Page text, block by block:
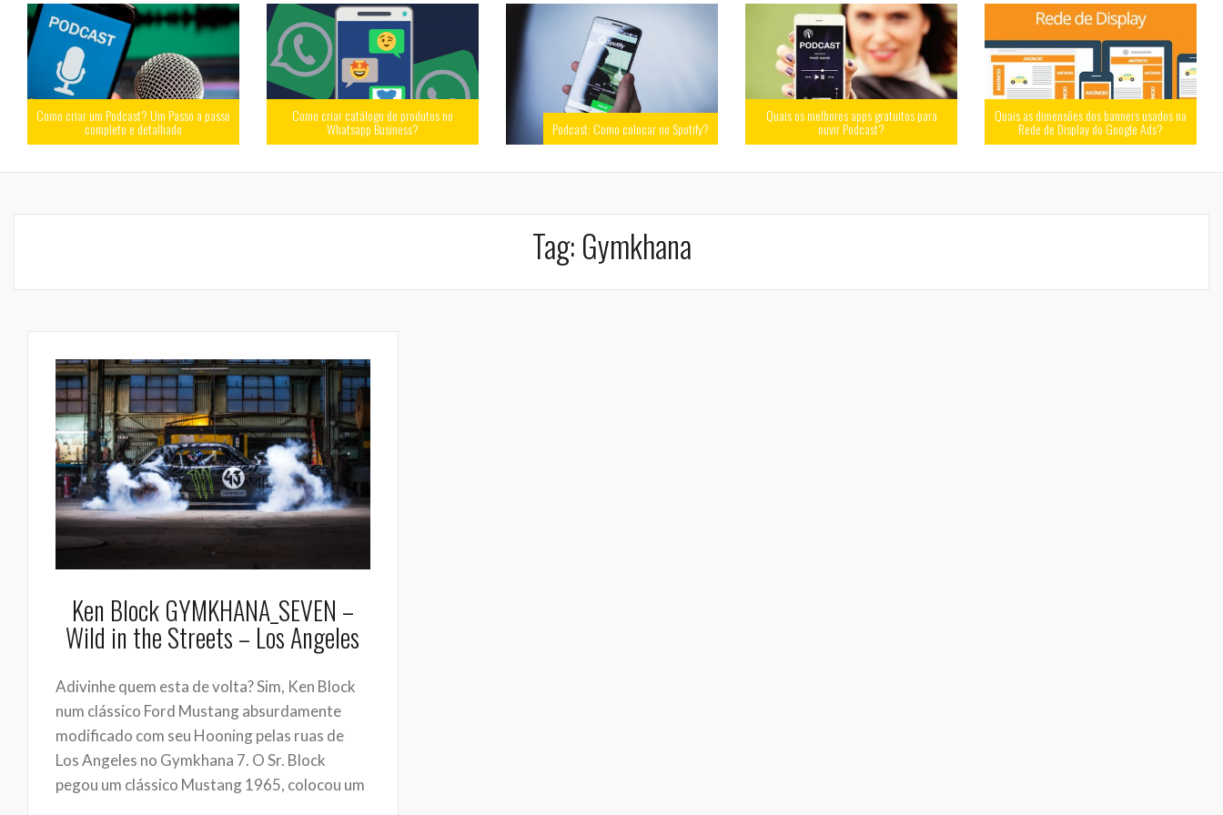
Como criar um Podcast? Um Passo a passo
completo e detalhado
Como criar catálogo de produtos no
Whatsapp Business? Podcast: Como colocar no Spotify?
Quais os melhores apps gratuitos para
ouvir Podcast?
Quais as dimensões dos banners usados na
Rede de Display do Google Ads?
Tag:Gymkhana
Ken Block GYMKHANA_SEVEN –
Wild in the Streets – Los Angeles
Adivinhe quem esta de volta? Sim, Ken Block
num clássico Ford Mustang absurdamente
modificado com seu Hooning pelas ruas de
Los Angeles no Gymkhana 7. O Sr. Block
pegou um clássico Mustang 1965, colocou um